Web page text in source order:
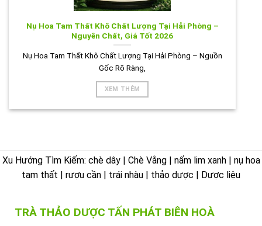
Nụ Hoa Tam Thất Khô Chất Lượng Tại Hải Phòng –
Nguyên Chất, Giá Tốt 2026
Nụ Hoa Tam Thất Khô Chất Lượng Tại Hải Phòng – Nguồn
Gốc Rõ Ràng,
XEM THÊM
Xu Hướng Tìm Kiếm: chè dây | Chè Vằng | nấm lim xanh | nụ hoa
tam thất | rượu cần | trái nhàu | thảo dược | Dược liệu
TRÀ THẢO DƯỢC TẤN PHÁT BIÊN HOÀ